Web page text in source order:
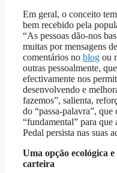
Em geral, o conceito
bem recebido pela
“As pessoas dão-nos
muitas por mensagens
comentários no blog ou
outras pessoalmente,
efectivamente nos
desenvolvendo e
fazemos”, salienta,
do “passa-palavra”, que
“fundamental” para que
Pedal persista nas suas
Uma opção ecológica
carteira